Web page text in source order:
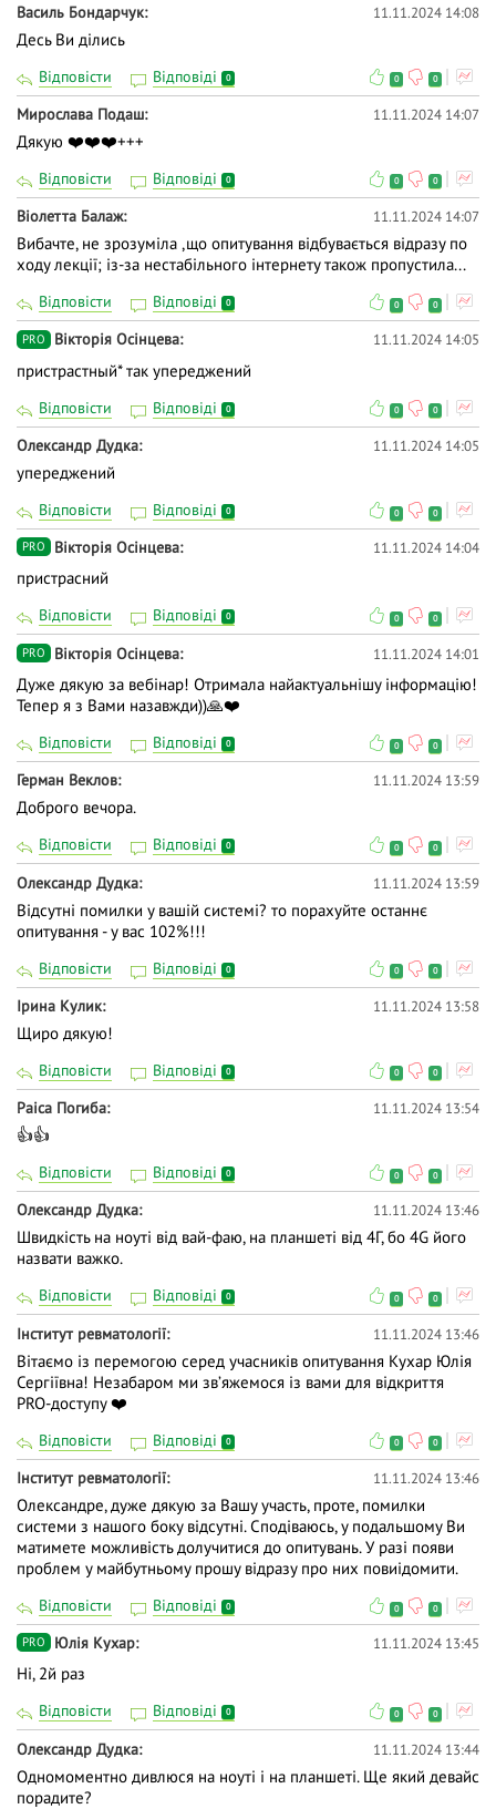
Василь Бондарчук 11.11.2024 14:08
Десь Ви ділись
Відповісти Відповіді 0 0 0
Мирослава Подаш 11.11.2024 14:07
Дякую ❤️❤️❤️+++
Відповісти Відповіді 0 0 0
Віолетта Балаж 11.11.2024 14:07
Вибачте, не зрозуміла ,що опитування відбувається відразу по
ходу лекції; із-за нестабільного інтернету також пропустила...
Відповісти Відповіді 0 0 0
PRO Вікторія Осінцева 11.11.2024 14:05
пристрастный* так упереджений
Відповісти Відповіді 0 0 0
Олександр Дудка 11.11.2024 14:05
упереджений
Відповісти Відповіді 0 0 0
PRO Вікторія Осінцева 11.11.2024 14:04
пристрасний
Відповісти Відповіді 0 0 0
PRO Вікторія Осінцева 11.11.2024 14:01
Дуже дякую за вебінар! Отримала найактуальнішу інформацію!
Тепер я з Вами назавжди))🙏❤️
Відповісти Відповіді 0 0 0
Герман Веклов 11.11.2024 13:59
Доброго вечора.
Відповісти Відповіді 0 0 0
Олександр Дудка 11.11.2024 13:59
Відсутні помилки у вашій системі? то порахуйте останнє
опитування - у вас 102%!!!
Відповісти Відповіді 0 0 0
Ірина Кулик 11.11.2024 13:58
Щиро дякую!
Відповісти Відповіді 0 0 0
Раіса Погиба 11.11.2024 13:54
👍👍
Відповісти Відповіді 0 0 0
Олександр Дудка 11.11.2024 13:46
Швидкість на ноуті від вай-фаю, на планшеті від 4Г, бо 4G його
назвати важко.
Відповісти Відповіді 0 0 0
Інститут ревматології 11.11.2024 13:46
Вітаємо із перемогою серед учасників опитування Кухар Юлія
Сергіївна! Незабаром ми звʼяжемося із вами для відкриття
PRO-доступу ❤️
Відповісти Відповіді 0 0 0
Інститут ревматології 11.11.2024 13:46
Олександре, дуже дякую за Вашу участь, проте, помилки
системи з нашого боку відсутні. Сподіваюсь, у подальшому Ви
матимете можливість долучитися до опитувань. У разі появи
проблем у майбутньому прошу відразу про них повиідомити.
Відповісти Відповіді 0 0 0
PRO Юлія Кухар 11.11.2024 13:45
Ні, 2й раз
Відповісти Відповіді 0 0 0
Олександр Дудка 11.11.2024 13:44
Одномоментно дивлюся на ноуті і на планшеті. Ще який девайс
порадите?